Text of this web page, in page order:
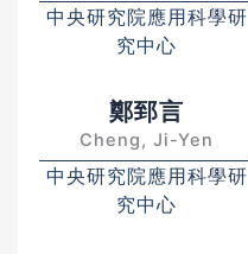
中央研究院應用科學研
究中心
鄭郅言
Cheng, Ji-Yen
中央研究院應用科學研
究中心